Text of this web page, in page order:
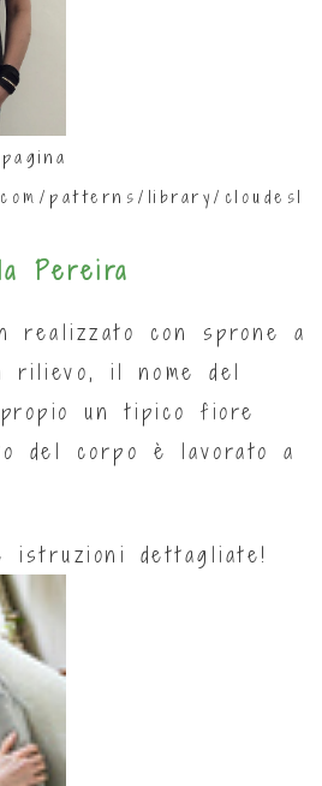
patterns/library/cloudesl
Pereira
realizzato con sprone a
rilievo, il nome del
un tipico fiore
del corpo è lavorato a
istruzioni dettagliate!